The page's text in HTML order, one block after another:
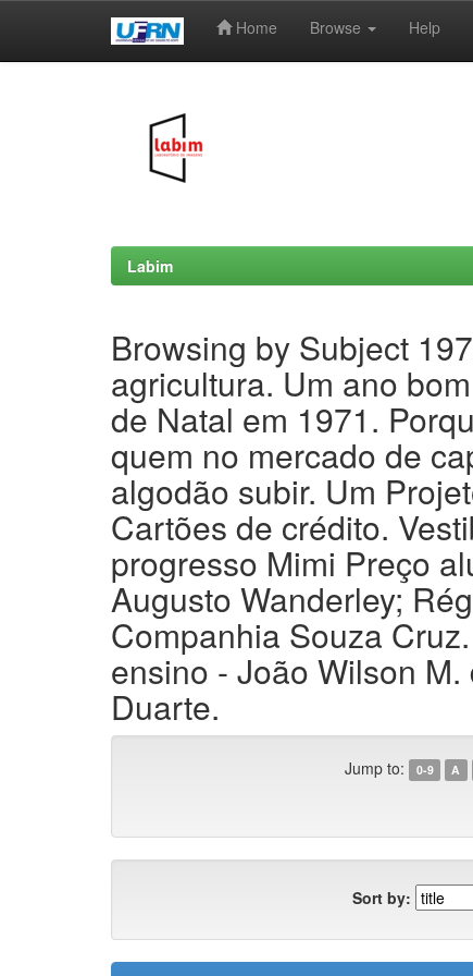
Home Browse Help
Labim
Browsing by Subject
agricultura. Um ano
de Natal em 1971.
quem no mercado de
algodão subir. Um
Cartões de crédito.
progresso Mimi Preço
Augusto Wanderley;
Companhia Souza
ensino - João Wilson
Duarte.
Jump to: 0-9 A
Sort by: